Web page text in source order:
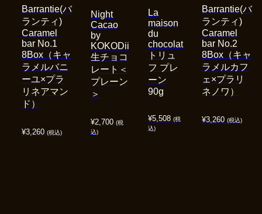
¥3,260 (税込)
Barrantie(バ
ランティ)
Caramel
bar No.1
8Box（キャ
ラメルバニ
ーユ×プラ
リネアマン
ド）
¥2,700 (税
込)
Night
Cacao
by
KOKODii
生チョコ
レート＜
プレーン
＞
¥5,508 (税
込)
La
maison
du
chocolat
トリュ
フ プレ
ーン
90g
¥3,260 (税込)
Barrantie(バ
ランティ)
Caramel
bar No.2
8Box（キャ
ラメルカフ
ェ×プラリ
ネノワ）